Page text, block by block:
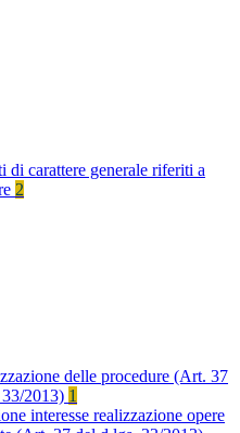
di carattere generale riferiti a
2
delle procedure (Art. 37
2013) 1
interesse realizzazione opere